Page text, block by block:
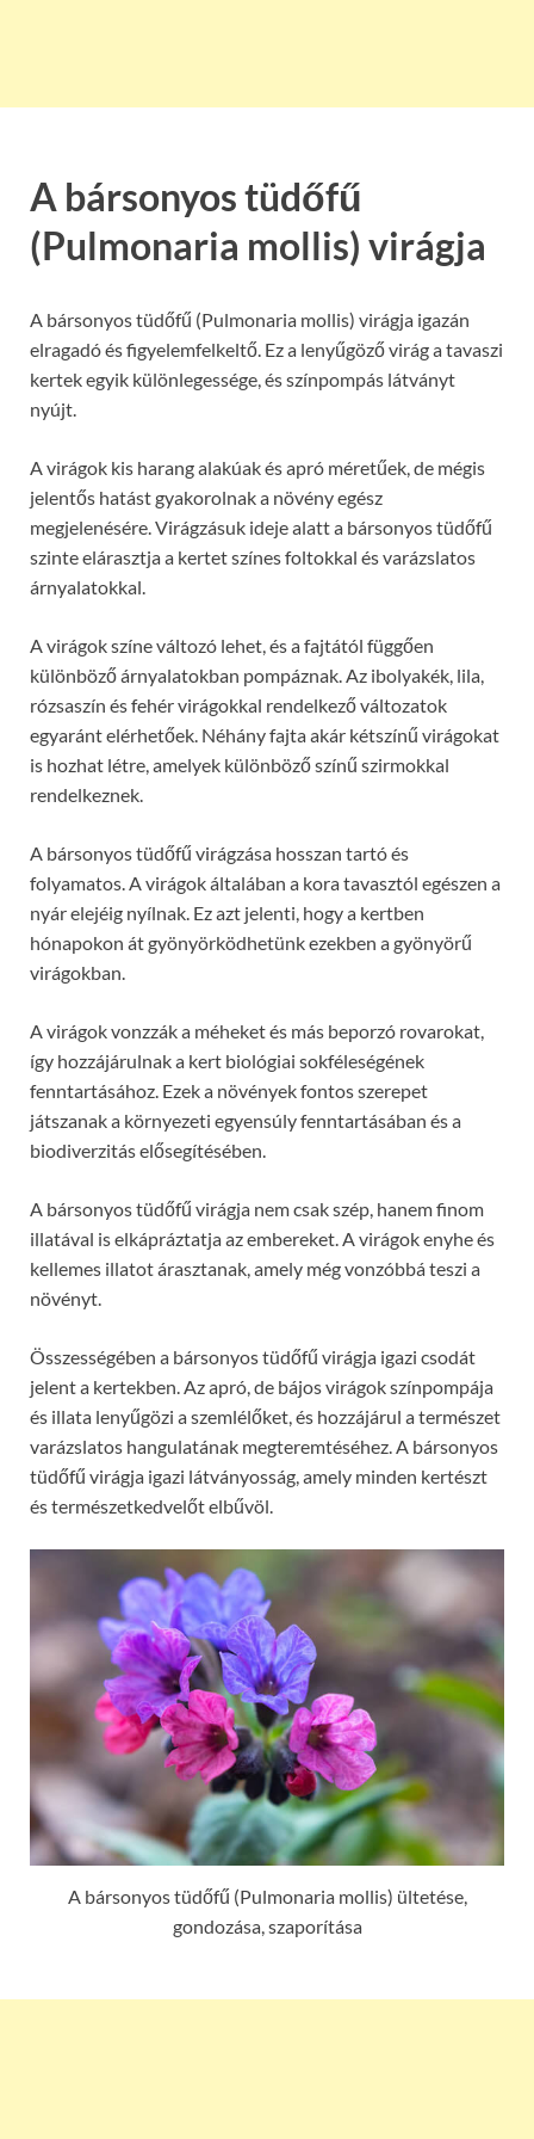
A bársonyos tüdőfű
(Pulmonaria mollis) virágja
A bársonyos tüdőfű (Pulmonaria mollis) virágja igazán
elragadó és figyelemfelkeltő. Ez a lenyűgöző virág a tavaszi
kertek egyik különlegessége, és színpompás látványt
nyújt.
A virágok kis harang alakúak és apró méretűek, de mégis
jelentős hatást gyakorolnak a növény egész
megjelenésére. Virágzásuk ideje alatt a bársonyos tüdőfű
szinte elárasztja a kertet színes foltokkal és varázslatos
árnyalatokkal.
A virágok színe változó lehet, és a fajtától függően
különböző árnyalatokban pompáznak. Az ibolyakék, lila,
rózsaszín és fehér virágokkal rendelkező változatok
egyaránt elérhetőek. Néhány fajta akár kétszínű virágokat
is hozhat létre, amelyek különböző színű szirmokkal
rendelkeznek.
A bársonyos tüdőfű virágzása hosszan tartó és
folyamatos. A virágok általában a kora tavasztól egészen a
nyár elejéig nyílnak. Ez azt jelenti, hogy a kertben
hónapokon át gyönyörködhetünk ezekben a gyönyörű
virágokban.
A virágok vonzzák a méheket és más beporzó rovarokat,
így hozzájárulnak a kert biológiai sokféleségének
fenntartásához. Ezek a növények fontos szerepet
játszanak a környezeti egyensúly fenntartásában és a
biodiverzitás elősegítésében.
A bársonyos tüdőfű virágja nem csak szép, hanem finom
illatával is elkápráztatja az embereket. A virágok enyhe és
kellemes illatot árasztanak, amely még vonzóbbá teszi a
növényt.
Összességében a bársonyos tüdőfű virágja igazi csodát
jelent a kertekben. Az apró, de bájos virágok színpompája
és illata lenyűgözi a szemlélőket, és hozzájárul a természet
varázslatos hangulatának megteremtéséhez. A bársonyos
tüdőfű virágja igazi látványosság, amely minden kertészt
és természetkedvelőt elbűvöl.
A bársonyos tüdőfű (Pulmonaria mollis) ültetése,
gondozása, szaporítása